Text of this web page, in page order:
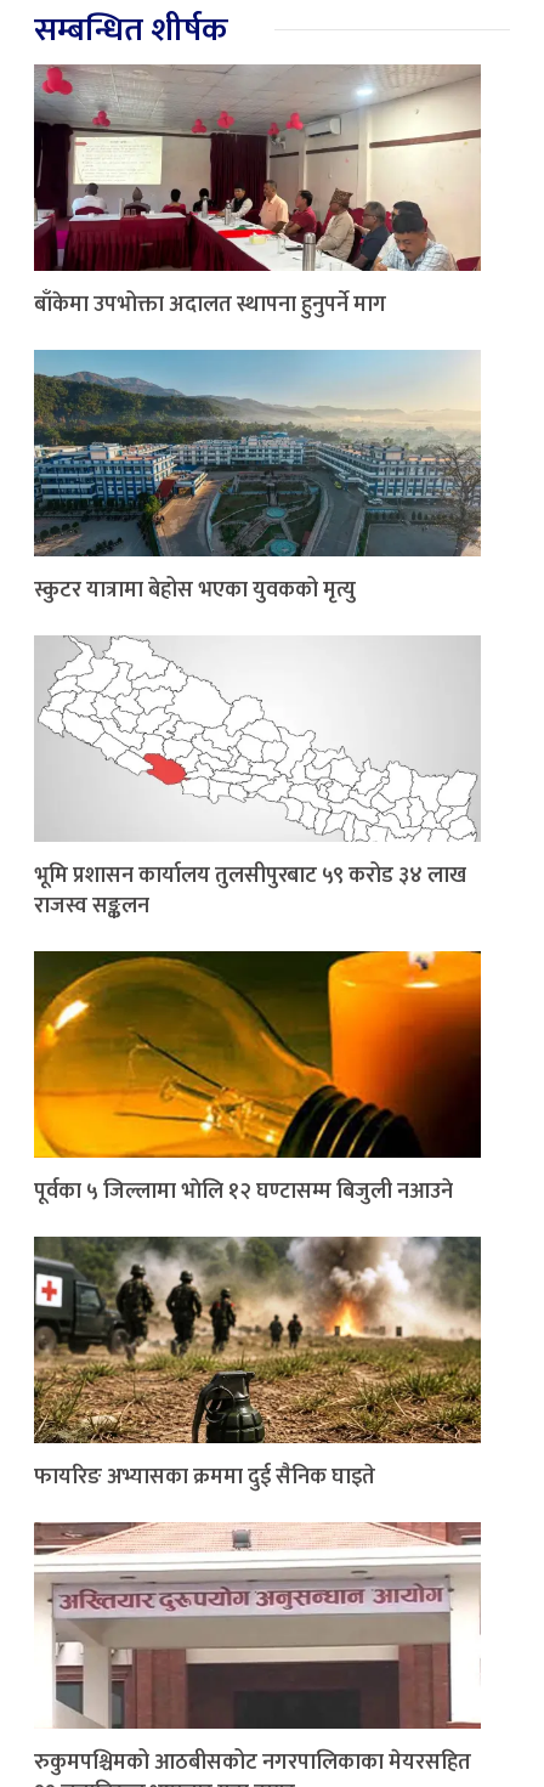
सम्बन्धित शीर्षक
बाँकेमा उपभोक्ता अदालत स्थापना हुनुपर्ने माग
स्कुटर यात्रामा बेहोस भएका युवकको मृत्यु
भूमि प्रशासन कार्यालय तुलसीपुरबाट ५९ करोड ३४ लाख
राजस्व सङ्कलन
पूर्वका ५ जिल्लामा भाेलि १२ घण्टासम्म बिजुली नआउने
फायरिङ अभ्यासका क्रममा दुई सैनिक घाइते
रुकुमपश्चिमको आठबीसकोट नगरपालिकाका मेयरसहित